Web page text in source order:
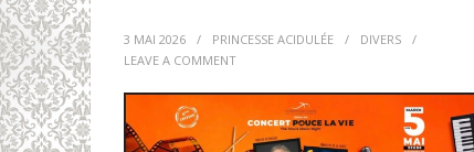
3 MAI 2026 / PRINCESSE ACIDULÉE / DIVERS
/
LEAVE A COMMENT